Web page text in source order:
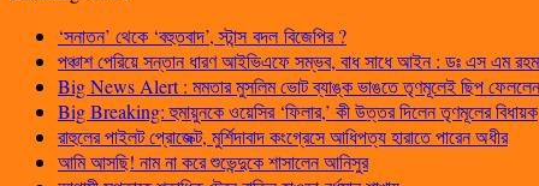
‘সনাতন’ থেকে ‘বহুতবাদ’, স্টান্স বদল বিজেপির ?
পঞ্চাশ পেরিয়ে সন্তান ধারণ আইভিএফে সম্ভব, বাধ সাধে আইন : ডঃ এস এম
Big News Alert : মমতার মুসলিম ভোট ব্যাঙ্ক ভাঙতে তৃণমূলেই ছিপ ফেললেন
Big Breaking: হুমায়ুনকে ওয়েসির ‘ফিলার,’ কী উত্তর দিলেন তৃণমূলের বিধায়ক
রাহুলের পাইলট প্রোজেক্ট, মুর্শিদাবাদ কংগ্রেসে আধিপত্য হারাতে পারেন অধীর
আমি আসছি! নাম না করে শুভেন্দুকে শাসালেন আনিসুর